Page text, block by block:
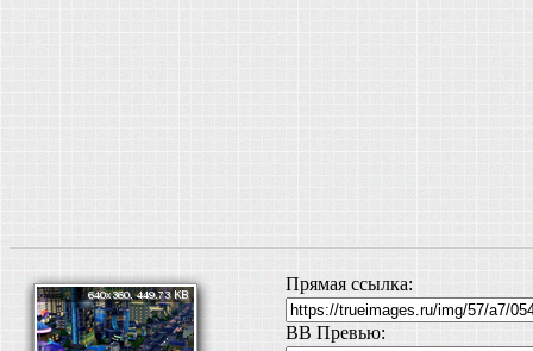
Прямая ссылка:
BB Превью: